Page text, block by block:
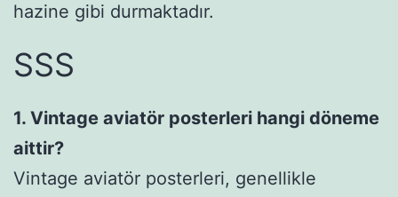
hazine gibi durmaktadır.
SSS
1. Vintage aviatör posterleri hangi döneme
aittir?
Vintage aviatör posterleri, genellikle